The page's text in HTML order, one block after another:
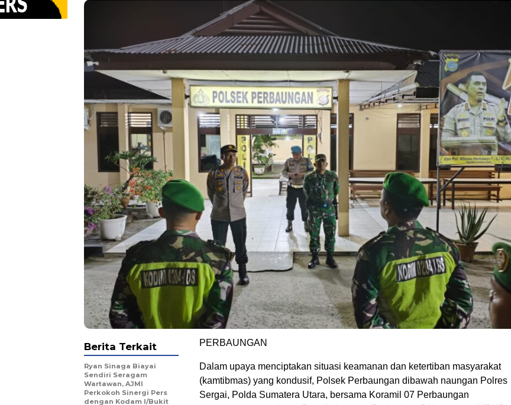
PERBAUNGAN
Dalam upaya menciptakan situasi keamanan dan ketertiban masyarakat
(kamtibmas) yang kondusif, Polsek Perbaungan dibawah naungan Polres
Sergai, Polda Sumatera Utara, bersama Koramil 07 Perbaungan
Berita Terkait
Ryan Sinaga Biayai
Sendiri Seragam
Wartawan, AJMI
Perkokoh Sinergi Pers
dengan Kodam I/Bukit